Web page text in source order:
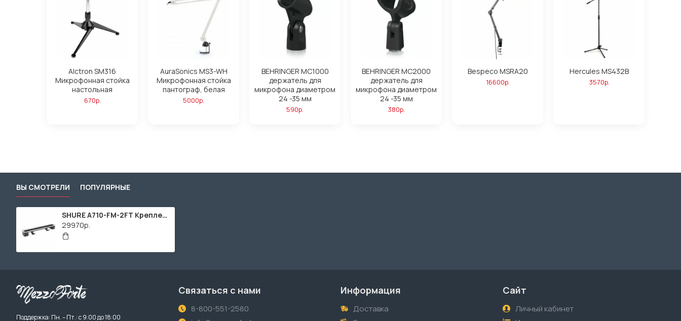
Alctron SM316
Микрофонная стойка
настольная
670р.
AuraSonics MS3-WH
Микрофонная стойка
пантограф, белая
5000р.
BEHRINGER MC1000
держатель для
микрофона диаметром
24 -35 мм
590р.
BEHRINGER MC2000
держатель для
микрофона диаметром
24 -35 мм
380р.
Bespeco MSRA20
16600р.
Hercules MS432B
3570р.
ВЫ СМОТРЕЛИ ПОПУЛЯРНЫЕ
SHURE A710-FM-2FT Крепление для врезного монтажа микрофонного массива MXA710, 60см
29970р.
Поддержка: Пн. – Пт.: с 9:00 до 18:00
Связаться с нами
8-800-551-2580
Информация
Доставка
Сайт
Личный кабинет